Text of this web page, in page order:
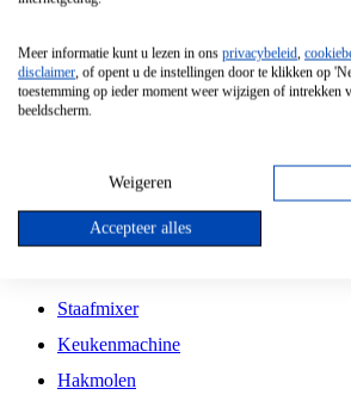
Vrijstaande Magnetron
Vrijstaande Kookplaat
Inbouw Gaskookplaat
Inbouw Keramische Kookplaat
Kookplaat Accessoires
Staafmixer
Keukenmachine
Hakmolen
Meer informatie kunt u lezen in ons privacybeleid,
disclaimer, of opent u de instellingen door te klikken op
toestemming op ieder moment weer wijzigen of intrekken
beeldscherm.
Weigeren
Accepteer alles